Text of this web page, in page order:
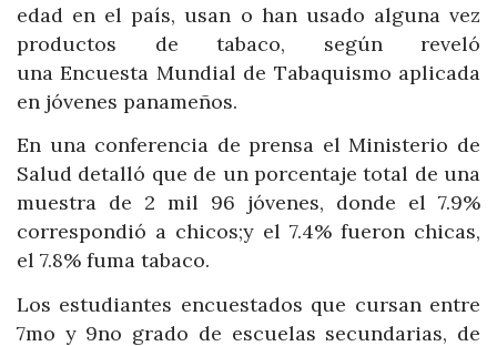
edad en el país, usan o han usado alguna vez
productos de tabaco, según reveló
una Encuesta Mundial de Tabaquismo aplicada
en jóvenes panameños.
En una conferencia de prensa el Ministerio de
Salud detalló que de un porcentaje total de una
muestra de 2 mil 96 jóvenes, donde el 7.9%
correspondió a chicos;y el 7.4% fueron chicas,
el 7.8% fuma tabaco.
Los estudiantes encuestados que cursan entre
7mo y 9no grado de escuelas secundarias, de